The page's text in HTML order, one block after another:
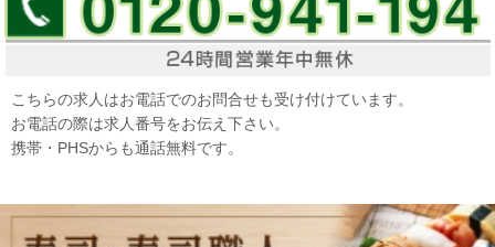
こちらの求人はお電話でのお問合せも受け付けています。
お電話の際は求人番号をお伝え下さい。
携帯・PHSからも通話無料です。